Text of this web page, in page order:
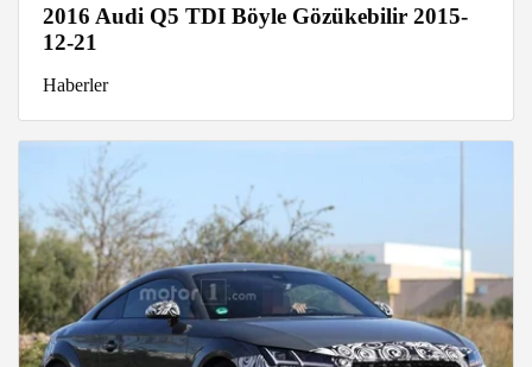
2016 Audi Q5 TDI Böyle Gözükebilir 2015-
12-21
Haberler